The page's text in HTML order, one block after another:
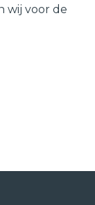
wij voor de